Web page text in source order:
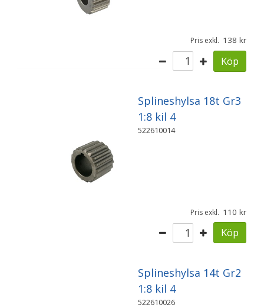
Pris exkl. 138
Köp
Splineshylsa 18t Gr3
1:8 kil 4
522610014
Pris exkl. 110
Köp
Splineshylsa 14t Gr2
1:8 kil 4
522610026